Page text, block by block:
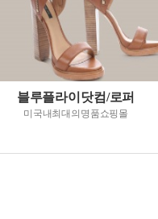
블루플라이닷컴/로퍼
미국내최대의명품쇼핑몰